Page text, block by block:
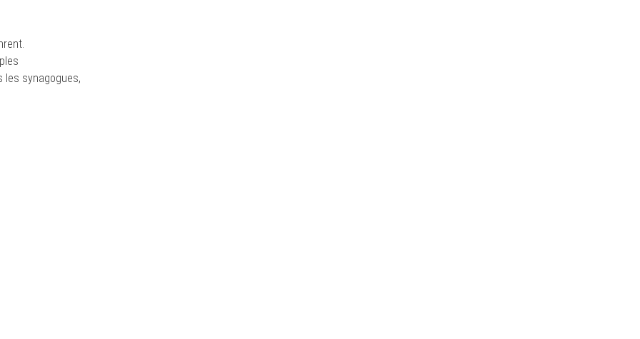
les synagogues,